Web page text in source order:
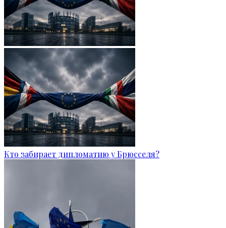
Кто забирает дипломатию у Брюсселя?